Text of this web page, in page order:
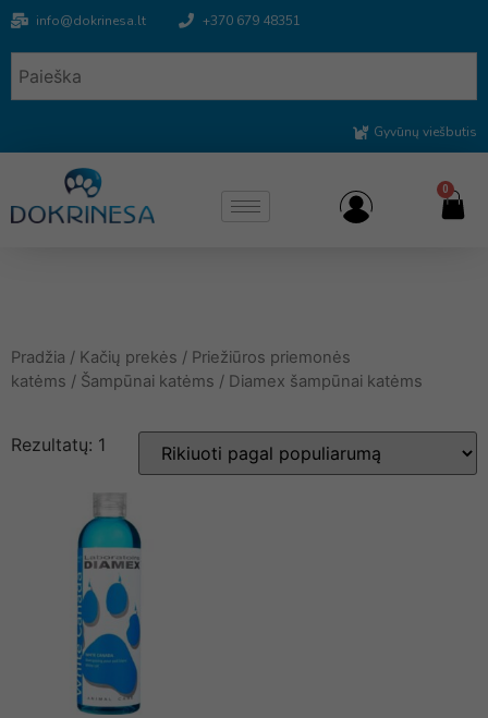
info@dokrinesa.lt +370 679 48351
Gyvūnų viešbutis
0
Pradžia / Kačių prekės / Priežiūros priemonės
katėms / Šampūnai katėms / Diamex šampūnai katėms
Rezultatų: 1